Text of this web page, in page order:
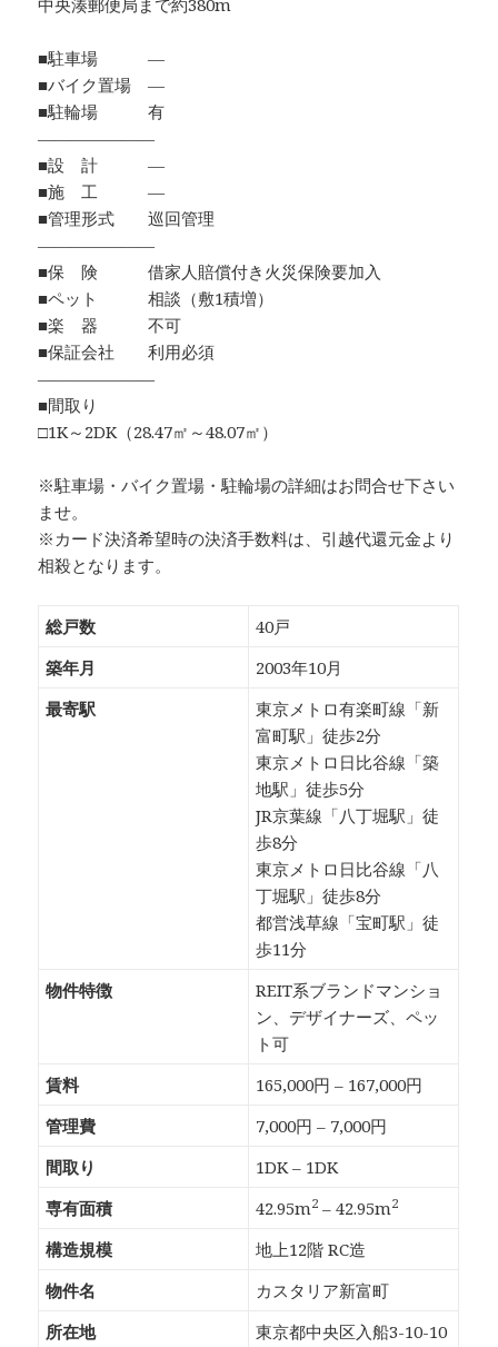
中央湊郵便局まで約380m
■駐車場 ―
■バイク置場 ―
■駐輪場 有
―――――――
■設 計 ―
■施 工 ―
■管理形式 巡回管理
―――――――
■保 険 借家人賠償付き火災保険要加入
■ペット 相談（敷1積増）
■楽 器 不可
■保証会社 利用必須
―――――――
■間取り
□1K～2DK（28.47㎡～48.07㎡）
※駐車場・バイク置場・駐輪場の詳細はお問合せ下さい
ませ。
※カード決済希望時の決済手数料は、引越代還元金より
相殺となります。
総戸数
40戸
築年月
2003年10月
最寄駅
東京メトロ有楽町線「新
富町駅」徒歩2分
東京メトロ日比谷線「築
地駅」徒歩5分
JR京葉線「八丁堀駅」徒
歩8分
東京メトロ日比谷線「八
丁堀駅」徒歩8分
都営浅草線「宝町駅」徒
歩11分
物件特徴
REIT系ブランドマンショ
ン、デザイナーズ、ペッ
ト可
賃料
165,000円 – 167,000円
管理費
7,000円 – 7,000円
間取り
1DK – 1DK
専有面積
42.95m2 – 42.95m2
構造規模
地上12階 RC造
物件名
カスタリア新富町
所在地
東京都中央区入船3-10-10